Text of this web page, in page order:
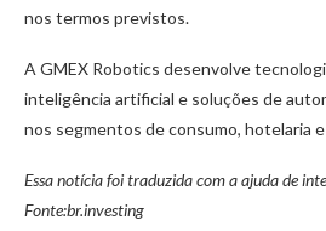
nos termos previstos.
A GMEX Robotics desenvolve
inteligência artificial e soluções de
nos segmentos de consumo, hotelaria
Essa notícia foi traduzida com a ajuda de
Fonte:br.investing